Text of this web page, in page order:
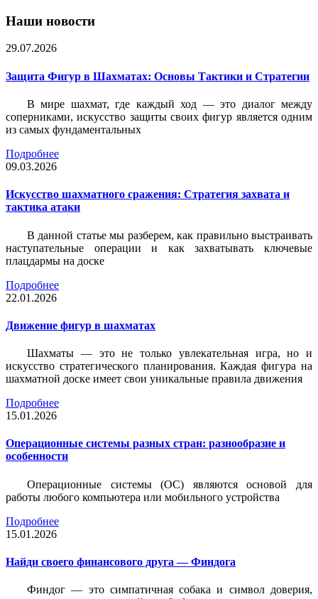
Наши новости
29.07.2026
Защита Фигур в Шахматах: Основы Тактики и Стратегии
В мире шахмат, где каждый ход — это диалог между
соперниками, искусство защиты своих фигур является одним
из самых фундаментальных
Подробнее
09.03.2026
Искусство шахматного сражения: Стратегия захвата и
тактика атаки
В данной статье мы разберем, как правильно выстраивать
наступательные операции и как захватывать ключевые
плацдармы на доске
Подробнее
22.01.2026
Движение фигур в шахматах
Шахматы — это не только увлекательная игра, но и
искусство стратегического планирования. Каждая фигура на
шахматной доске имеет свои уникальные правила движения
Подробнее
15.01.2026
Операционные системы разных стран: разнообразие и
особенности
Операционные системы (ОС) являются основой для
работы любого компьютера или мобильного устройства
Подробнее
15.01.2026
Найди своего финансового друга — Финдога
Финдог — это симпатичная собака и символ доверия,